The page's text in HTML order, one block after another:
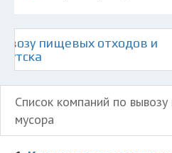
пищевых отходов и
Список компаний по
мусора